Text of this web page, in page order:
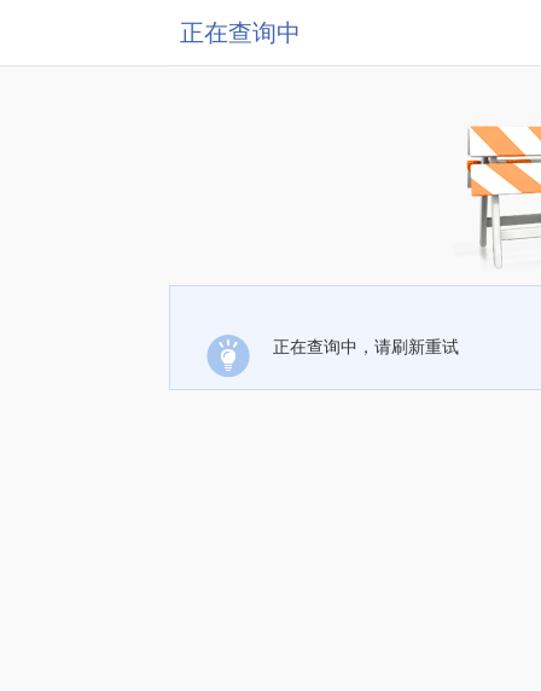
正在查询中
正在查询中，请刷新重试